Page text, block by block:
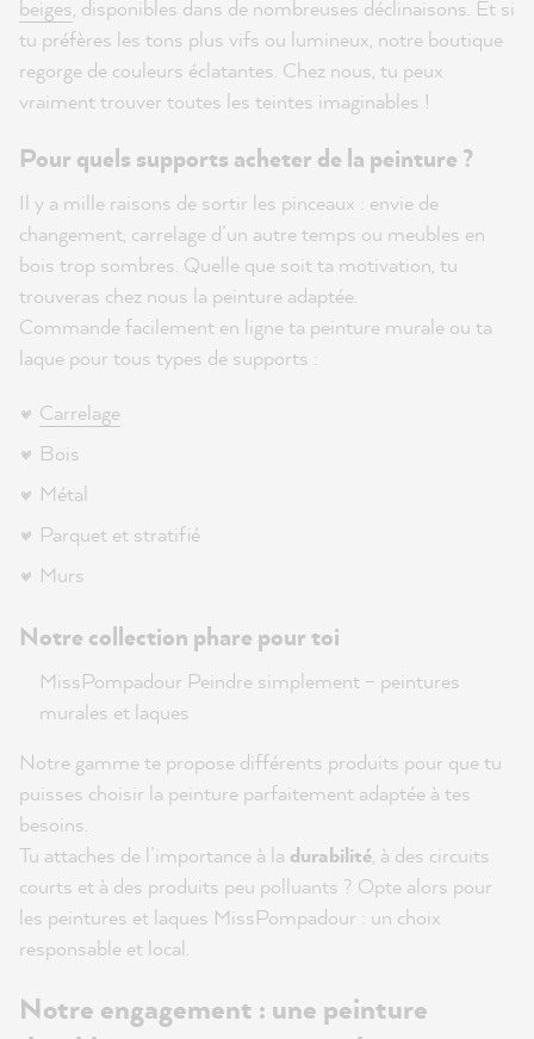
beiges, disponibles dans de nombreuses déclinaisons. Et si
tu préfères les tons plus vifs ou lumineux, notre boutique
regorge de couleurs éclatantes. Chez nous, tu peux
vraiment trouver toutes les teintes imaginables !
Pour quels supports acheter de la peinture ?
Il y a mille raisons de sortir les pinceaux : envie de
changement, carrelage d’un autre temps ou meubles en
bois trop sombres. Quelle que soit ta motivation, tu
trouveras chez nous la peinture adaptée.
Commande facilement en ligne ta peinture murale ou ta
laque pour tous types de supports :
Carrelage
Bois
Métal
Parquet et stratifié
Murs
Notre collection phare pour toi
MissPompadour Peindre simplement – peintures
murales et laques
Notre gamme te propose différents produits pour que tu
puisses choisir la peinture parfaitement adaptée à tes
besoins.
Tu attaches de l’importance à la durabilité, à des circuits
courts et à des produits peu polluants ? Opte alors pour
les peintures et laques MissPompadour : un choix
responsable et local.
Notre engagement : une peinture